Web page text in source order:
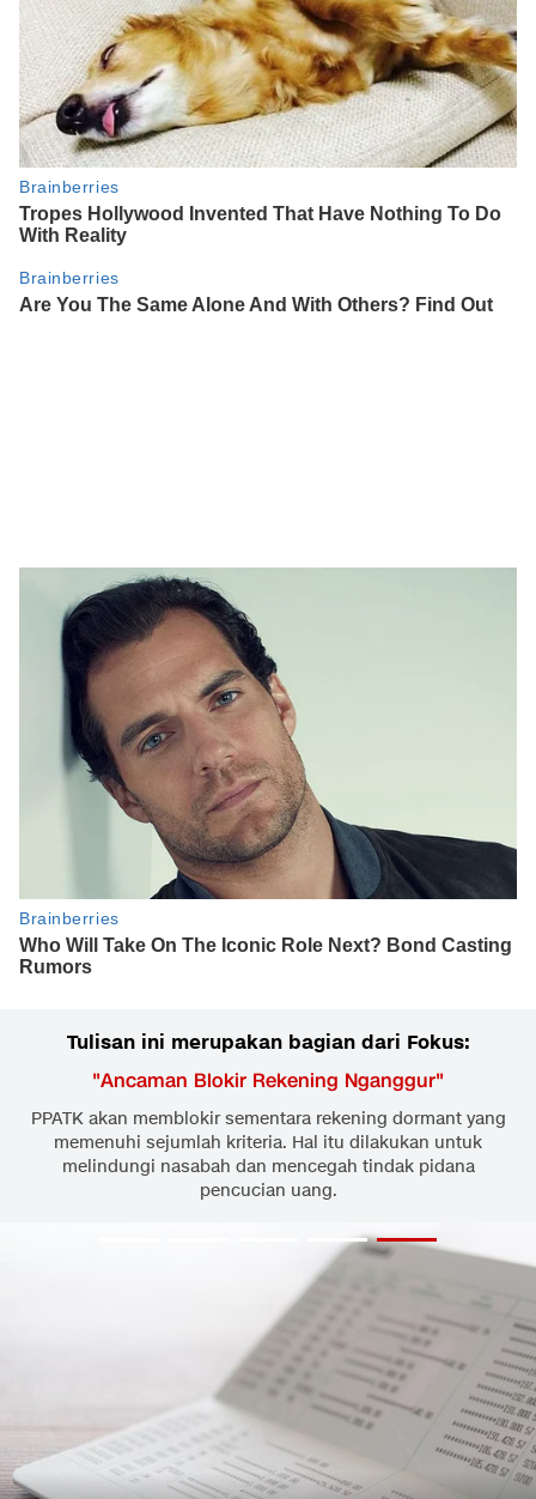
Tulisan ini merupakan bagian dari Fokus:
"Ancaman Blokir Rekening Nganggur"
PPATK akan memblokir sementara rekening dormant yang
memenuhi sejumlah kriteria. Hal itu dilakukan untuk
melindungi nasabah dan mencegah tindak pidana
pencucian uang.